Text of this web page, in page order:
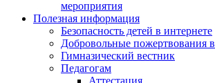
мероприятия
Полезная информация
Безопасность детей в интернете
Добровольные пожертвования
Гимназический вестник
Педагогам
Аттестация